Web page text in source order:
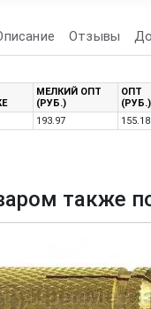
Отзывы
МЕЛКИЙ ОПТ
(РУБ.)
ОПТ
(РУБ.)
193.97 155.18
также